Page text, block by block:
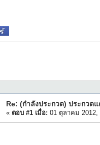
Re: (กำลังประกวด) ประกว
« ตอบ #1 เมื่อ: 01 ตุลาคม 2012,